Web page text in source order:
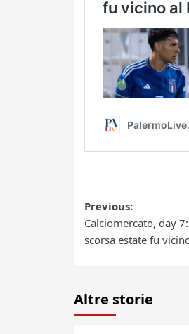
Post
Previous:
Calciomercato, day
scorsa estate fu
Altre storie